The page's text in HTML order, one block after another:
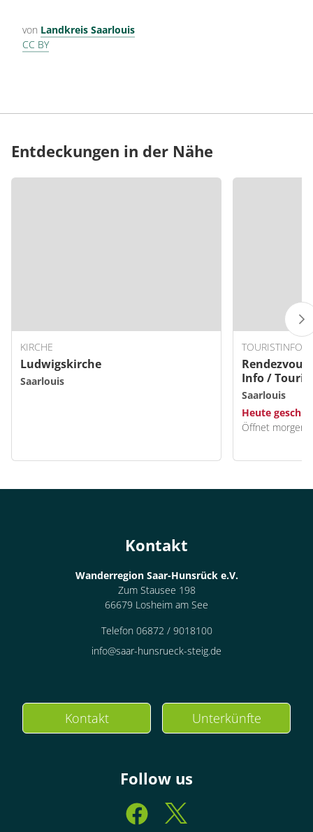
von Landkreis Saarlouis
CC BY
Entdeckungen in der Nähe
KIRCHE
Ludwigskirche
Saarlouis
Info /
Saarlouis
Saarlouis
Heute
Öffnet morgen
Kontakt
Wanderregion Saar-Hunsrück e.V.
Zum Stausee 198
66679 Losheim am See
Telefon 06872 / 9018100
info@saar-hunsrueck-steig.de
Kontakt Unterkünfte
Follow us